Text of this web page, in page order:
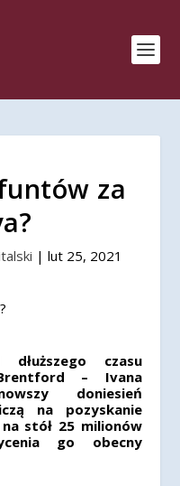
za
| lut 25, 2021
czasu
– Ivana
doniesień
na pozyskanie
stół 25 milionów
go obecny